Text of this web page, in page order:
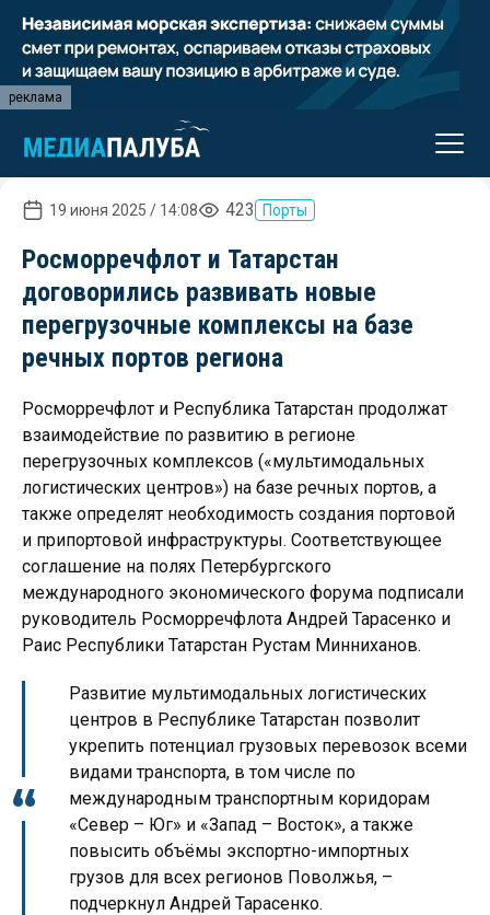
реклама
19 июня 2025 / 14:08 423 Порты
Росморречфлот и Татарстан
договорились развивать новые
перегрузочные комплексы на базе
речных портов региона
Росморречфлот и Республика Татарстан продолжат
взаимодействие по развитию в регионе
перегрузочных комплексов («мультимодальных
логистических центров») на базе речных портов, а
также определят необходимость создания портовой
и припортовой инфраструктуры. Соответствующее
соглашение на полях Петербургского
международного экономического форума подписали
руководитель Росморречфлота Андрей Тарасенко и
Раис Республики Татарстан Рустам Минниханов.
Развитие мультимодальных логистических
центров в Республике Татарстан позволит
укрепить потенциал грузовых перевозок всеми
видами транспорта, в том числе по
международным транспортным коридорам
«Север – Юг» и «Запад – Восток», а также
повысить объёмы экспортно-импортных
грузов для всех регионов Поволжья, –
подчеркнул Андрей Тарасенко.